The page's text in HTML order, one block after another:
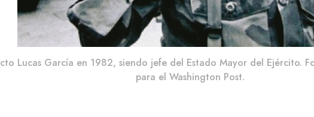
Lucas García en 1982, siendo jefe del Estado Mayor del Ejército.
para el Washington Post.